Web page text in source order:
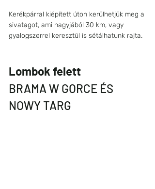
Kerékpárral kiépített úton kerülhetjük meg a
sivatagot, ami nagyjából 30 km, vagy
gyalogszerrel keresztül is sétálhatunk rajta.
Lombok felett
BRAMA W GORCE ÉS
NOWY TARG